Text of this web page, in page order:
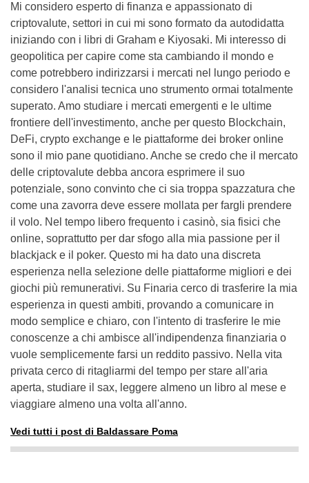
Mi considero esperto di finanza e appassionato di
criptovalute, settori in cui mi sono formato da autodidatta
iniziando con i libri di Graham e Kiyosaki. Mi interesso di
geopolitica per capire come sta cambiando il mondo e
come potrebbero indirizzarsi i mercati nel lungo periodo e
considero l'analisi tecnica uno strumento ormai totalmente
superato. Amo studiare i mercati emergenti e le ultime
frontiere dell'investimento, anche per questo Blockchain,
DeFi, crypto exchange e le piattaforme dei broker online
sono il mio pane quotidiano. Anche se credo che il mercato
delle criptovalute debba ancora esprimere il suo
potenziale, sono convinto che ci sia troppa spazzatura che
come una zavorra deve essere mollata per fargli prendere
il volo. Nel tempo libero frequento i casinò, sia fisici che
online, soprattutto per dar sfogo alla mia passione per il
blackjack e il poker. Questo mi ha dato una discreta
esperienza nella selezione delle piattaforme migliori e dei
giochi più remunerativi. Su Finaria cerco di trasferire la mia
esperienza in questi ambiti, provando a comunicare in
modo semplice e chiaro, con l'intento di trasferire le mie
conoscenze a chi ambisce all'indipendenza finanziaria o
vuole semplicemente farsi un reddito passivo. Nella vita
privata cerco di ritagliarmi del tempo per stare all'aria
aperta, studiare il sax, leggere almeno un libro al mese e
viaggiare almeno una volta all'anno.
Vedi tutti i post di Baldassare Poma